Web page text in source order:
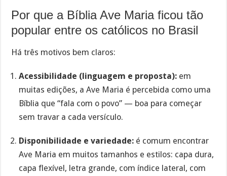
Por que a Bíblia Ave Maria ficou tão
popular entre os católicos no Brasil
Há três motivos bem claros:
Acessibilidade (linguagem e proposta): em
muitas edições, a Ave Maria é percebida como uma
Bíblia que “fala com o povo” — boa para começar
sem travar a cada versículo.
Disponibilidade e variedade: é comum encontrar
Ave Maria em muitos tamanhos e estilos: capa dura,
capa flexível, letra grande, com índice lateral, com